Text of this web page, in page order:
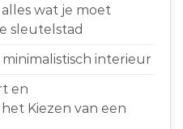
wat je moet
sleutelstad
interieur
en
Kiezen van een